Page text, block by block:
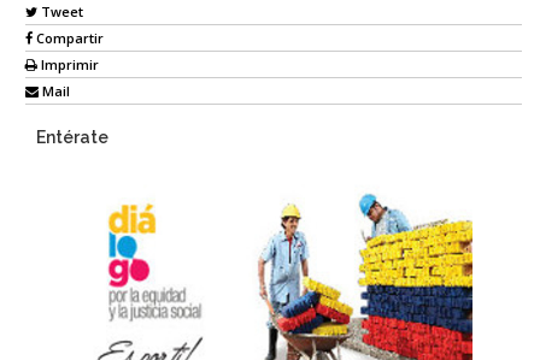
Tweet
Compartir
Imprimir
Mail
Entérate